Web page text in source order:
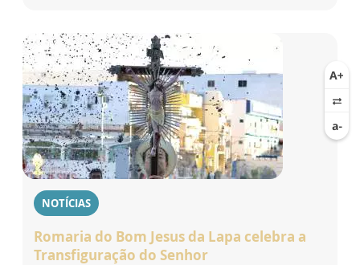
NOTÍCIAS
Romaria do Bom Jesus da Lapa celebra a
Transfiguração do Senhor